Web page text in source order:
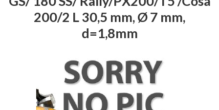
200/2 L 30,5 mm, Ø 7 mm,
d=1,8mm